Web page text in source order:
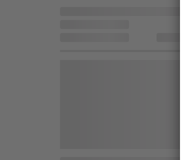
Welche Erlebnisse mit welchen